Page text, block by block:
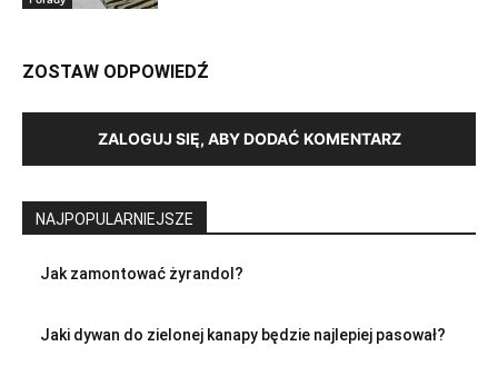
ZOSTAW ODPOWIEDŹ
ZALOGUJ SIĘ, ABY DODAĆ KOMENTARZ
NAJPOPULARNIEJSZE
Jak zamontować żyrandol?
Jaki dywan do zielonej kanapy będzie najlepiej pasował?